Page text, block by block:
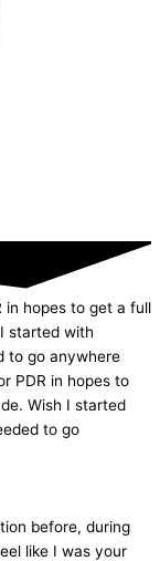
in hopes to get a full
started with
to go anywhere
PDR in hopes to
Wish I started
to go
before, during
like I was your